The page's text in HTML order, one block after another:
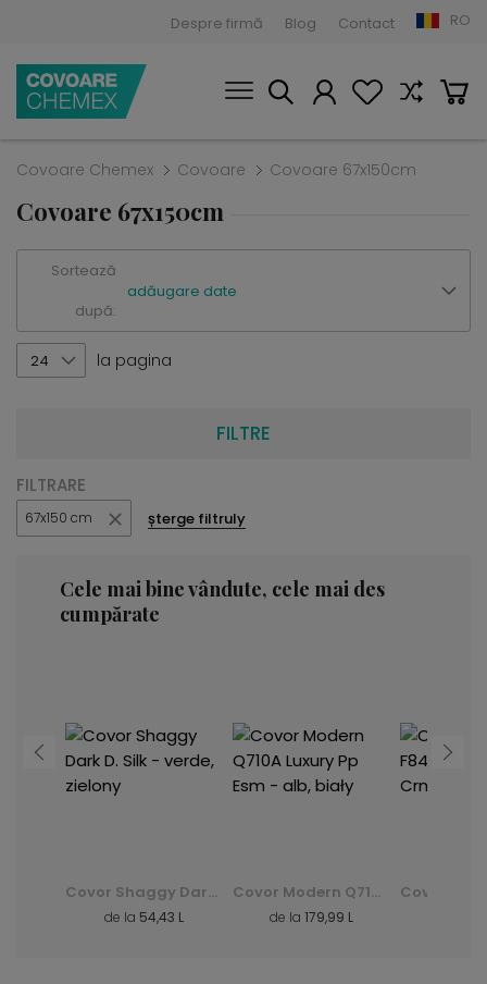
Despre firmă Blog Contact RO
Covoare Chemex Covoare Covoare 67x150cm
Covoare 67x150cm
Sortează
după:
adăugare date
24 la pagina
FILTRE
FILTRARE
67x150 cm șterge filtruly
Cele mai bine vândute, cele mai des
cumpărate
Covor Shaggy Dark D. Silk - verde, zielony
de la 54,43 L
Covor Modern Q710A Luxury Pp Esm - alb, biały
de la 179,99 L